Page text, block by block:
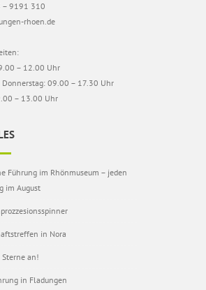
– 9191 310
rhoen.de
– 12.00 Uhr
Donnerstag: 09.00 – 17.30 Uhr
– 13.00 Uhr
Führung im Rhönmuseum – jeden
im August
in Nora
Sterne an!
in Fladungen